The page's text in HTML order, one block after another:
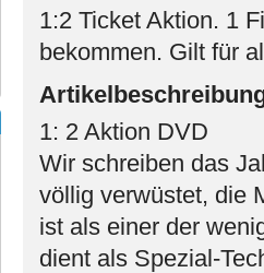
1:2 Ticket Aktion. 1
bekommen. Gilt für
1: 2 Aktion DVD
Wir schreiben das
völlig verwüstet, die
ist als einer der
dient als Spezial-